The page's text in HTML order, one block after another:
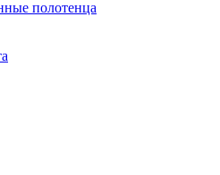
полотенца